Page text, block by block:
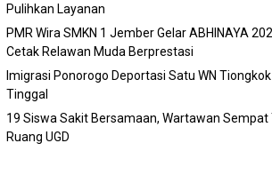
Pulihkan Layanan
PMR Wira SMKN 1 Jember Gelar ABHINAYA
Cetak Relawan Muda Berprestasi
Imigrasi Ponorogo Deportasi Satu WN
Tinggal
19 Siswa Sakit Bersamaan, Wartawan Sempat
Ruang UGD